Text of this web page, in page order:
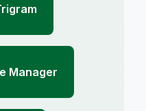
Manager